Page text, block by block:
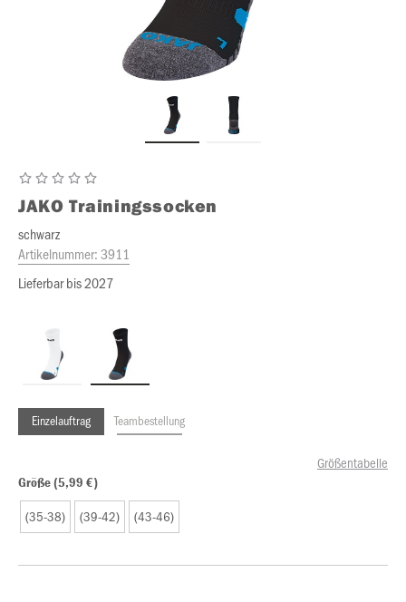
JAKO Trainingssocken
schwarz
Artikelnummer:3911
Lieferbar bis 2027
Einzelauftrag Teambestellung
Größentabelle
Größe (5,99 €)
(35-38) (39-42) (43-46)